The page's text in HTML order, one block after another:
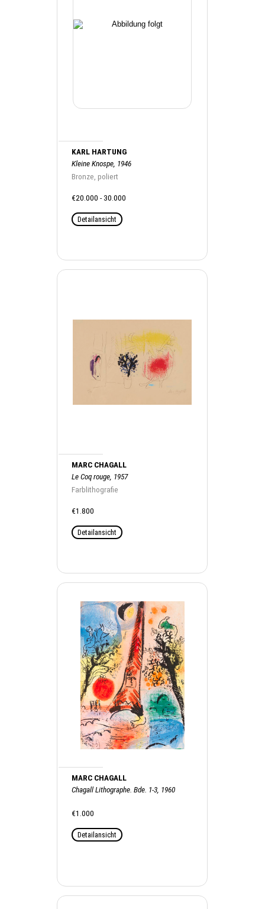
KARL HARTUNG
Kleine Knospe, 1946
Bronze, poliert
€20.000 - 30.000
Detailansicht
MARC CHAGALL
Le Coq rouge, 1957
Farblithografie
€1.800
Detailansicht
MARC CHAGALL
Chagall Lithographe. Bde. 1-3, 1960
€1.000
Detailansicht